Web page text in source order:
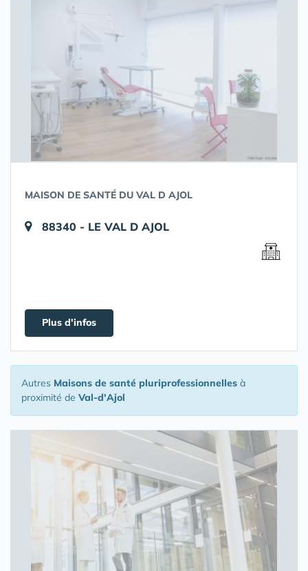
MAISON DE SANTÉ DU VAL D AJOL
88340 - LE VAL D AJOL
Plus d'infos
Autres Maisons de santé pluriprofessionnelles à
proximité de Val-d'Ajol